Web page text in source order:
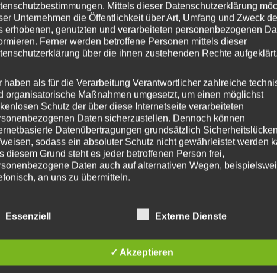
können sich gern an
helfen kann.
Links
in Startseite
Newsletter
Anmelden
Mittels dieser Datenschutzerklärung
Unternehmen die Öffentlichkeit über Art, Umfang und Zweck
erhobenen, genutzten und verarbeiteten personenbezogenen
Ferner werden betroffene Personen mittels dieser
über die ihnen zustehenden Rechte
haben als für die Verarbeitung Verantwortlicher zahlreiche
organisatorische Maßnahmen umgesetzt, um einen möglichst
Schutz der über diese Internetseite verarbeiteten
Daten sicherzustellen. Dennoch können
Datenübertragungen grundsätzlich
sodass ein absoluter Schutz nicht gewährleistet werden
diesem Grund steht es jeder betroffenen Person frei,
Daten auch auf alternativen Wegen,
an uns zu übermitteln.
Grundverordnung (DS-GVO) verwendet wurden.
soll sowohl für die Öffentlichkeit als auch für
Essenziell Externe Dienste
✓ Akzeptieren